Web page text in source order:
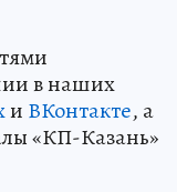
в наших
и ВКонтакте, а
«КП-Казань»